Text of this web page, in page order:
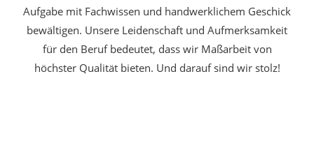
Aufgabe mit Fachwissen und handwerklichem Geschick
bewältigen. Unsere Leidenschaft und Aufmerksamkeit
für den Beruf bedeutet, dass wir Maßarbeit von
höchster Qualität bieten. Und darauf sind wir stolz!